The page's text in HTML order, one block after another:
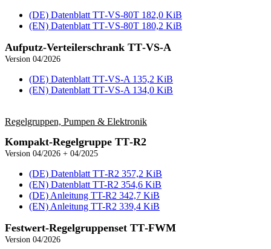
(DE) Datenblatt TT‑VS‑80T 182,0 KiB
(EN) Datenblatt TT‑VS‑80T 180,2 KiB
Aufputz-Verteiler­schrank TT‑VS‑A
Version 04/2026
(DE) Datenblatt TT‑VS‑A 135,2 KiB
(EN) Datenblatt TT‑VS‑A 134,0 KiB
Regelgruppen, Pumpen & Elektronik
Kompakt-Regel­gruppe TT‑R2
Version 04/2026 + 04/2025
(DE) Datenblatt TT‑R2 357,2 KiB
(EN) Datenblatt TT-R2 354,6 KiB
(DE) Anleitung TT-R2 342,7 KiB
(EN) Anleitung TT-R2 339,4 KiB
Festwert-Regel­gruppenset TT‑FWM
Version 04/2026